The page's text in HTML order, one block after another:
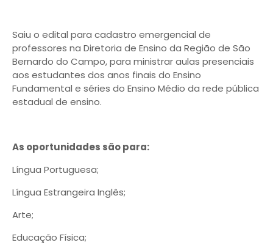
Saiu o edital para cadastro emergencial de
professores na Diretoria de Ensino da Região de São
Bernardo do Campo, para ministrar aulas presenciais
aos estudantes dos anos finais do Ensino
Fundamental e séries do Ensino Médio da rede pública
estadual de ensino.
As oportunidades são para:
Língua Portuguesa;
Língua Estrangeira Inglês;
Arte;
Educação Física;